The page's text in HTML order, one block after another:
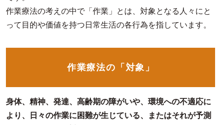
作業療法の考えの中で「作業」とは、対象となる人々にと
って目的や価値を持つ日常生活の各行為を指しています。
作業療法の「対象」
身体、精神、発達、高齢期の障がいや、環境への不適応に
より、日々の作業に困難が生じている、またはそれが予測